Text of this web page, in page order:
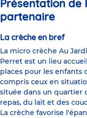
Présentation de
partenaire
La crèche en bref
La micro crèche Au
Perret est un lieu
places pour les enfants
compris ceux en
située dans un quartier
repas, du lait et des
La crèche favorise